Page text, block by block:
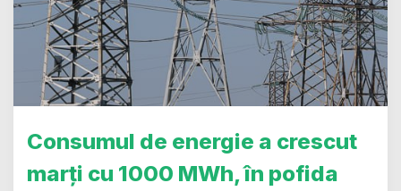
Consumul de energie a crescut
marți cu 1000 MWh, în pofida